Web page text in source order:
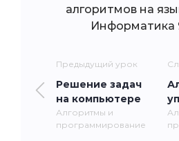
алгоритмов на
Информатика
Предыдущий урок
Решение задач
на компьютере
Алгоритмы и
программирование